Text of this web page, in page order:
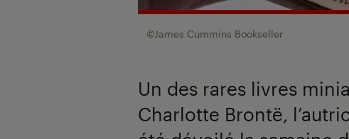
©James Cummins Bookseller
Un des rares livres
Charlotte Brontë,